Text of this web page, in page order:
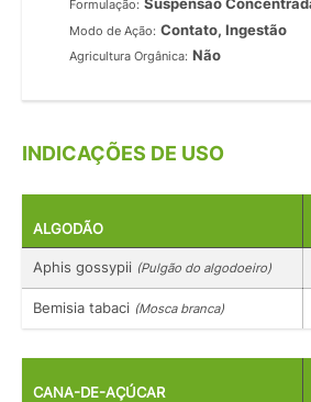
Formulação:
Modo de Ação: Contato, Ingestão
Agricultura Orgânica: Não
INDICAÇÕES DE USO
ALGODÃO
Aphis gossypii (Pulgão do algodoeiro)
Bemisia tabaci (Mosca branca)
CANA-DE-AÇÚCAR